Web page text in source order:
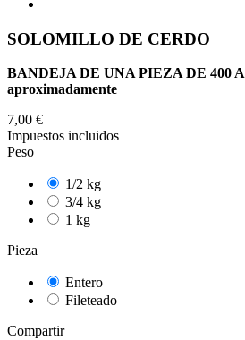
SOLOMILLO DE CERDO
BANDEJA DE UNA PIEZA DE 400 A
aproximadamente
7,00 €
Impuestos incluidos
Peso
1/2 kg
3/4 kg
1 kg
Pieza
Entero
Fileteado
Compartir